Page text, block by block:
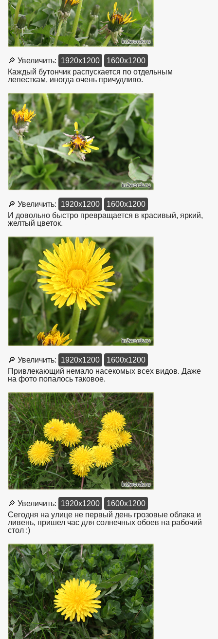
🔎 Увеличить: 1920x1200
1600x1200
Каждый бутончик распускается по отдельным
лепесткам, иногда очень причудливо.
🔎 Увеличить: 1920x1200
1600x1200
И довольно быстро превращается в красивый, яркий,
желтый цветок.
🔎 Увеличить: 1920x1200
1600x1200
Привлекающий немало насекомых всех видов. Даже
на фото попалось таковое.
🔎 Увеличить: 1920x1200
1600x1200
Сегодня на улице не первый день грозовые облака и
ливень, пришел час для солнечных обоев на рабочий
стол :)